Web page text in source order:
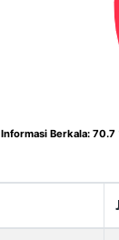
Informasi Berkala: 70.7
Informasi Berkala: 70.7